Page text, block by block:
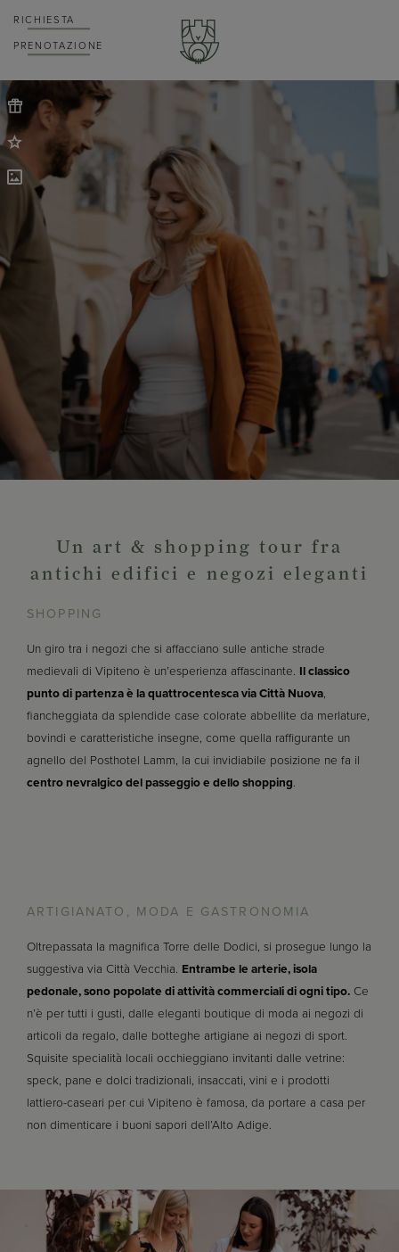
RICHIESTA
PRENOTAZIONE
Un art & shopping tour fra
antichi edifici e negozi eleganti
SHOPPING
Un giro tra i negozi che si affacciano sulle antiche strade
medievali di Vipiteno è un’esperienza affascinante. Il classico
punto di partenza è la quattrocentesca via Città Nuova,
fiancheggiata da splendide case colorate abbellite da merlature,
bovindi e caratteristiche insegne, come quella raffigurante un
agnello del Posthotel Lamm, la cui invidiabile posizione ne fa il
centro nevralgico del passeggio e dello shopping.
ARTIGIANATO, MODA E GASTRONOMIA
Oltrepassata la magnifica Torre delle Dodici, si prosegue lungo la
suggestiva via Città Vecchia. Entrambe le arterie, isola
pedonale, sono popolate di attività commerciali di ogni tipo. Ce
n’è per tutti i gusti, dalle eleganti boutique di moda ai negozi di
articoli da regalo, dalle botteghe artigiane ai negozi di sport.
Squisite specialità locali occhieggiano invitanti dalle vetrine:
speck, pane e dolci tradizionali, insaccati, vini e i prodotti
lattiero-caseari per cui Vipiteno è famosa, da portare a casa per
non dimenticare i buoni sapori dell’Alto Adige.